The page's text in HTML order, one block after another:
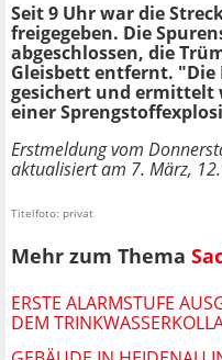
Seit 9 Uhr war die
freigegeben. Die
abgeschlossen, die
Gleisbett entfernt.
gesichert und ermittelt
einer
Erstmeldung vom
aktualisiert am 7. März,
Titelfoto: privat
Mehr zum Thema
ERSTE ALARMSTUFE
DEM